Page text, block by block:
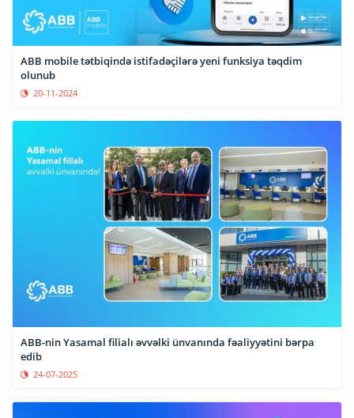
ABB mobile tətbiqində istifadəçilərə yeni funksiya təqdim
olunub
20-11-2024
ABB-nin Yasamal filialı əvvəlki ünvanında fəaliyyətini bərpa
edib
24-07-2025